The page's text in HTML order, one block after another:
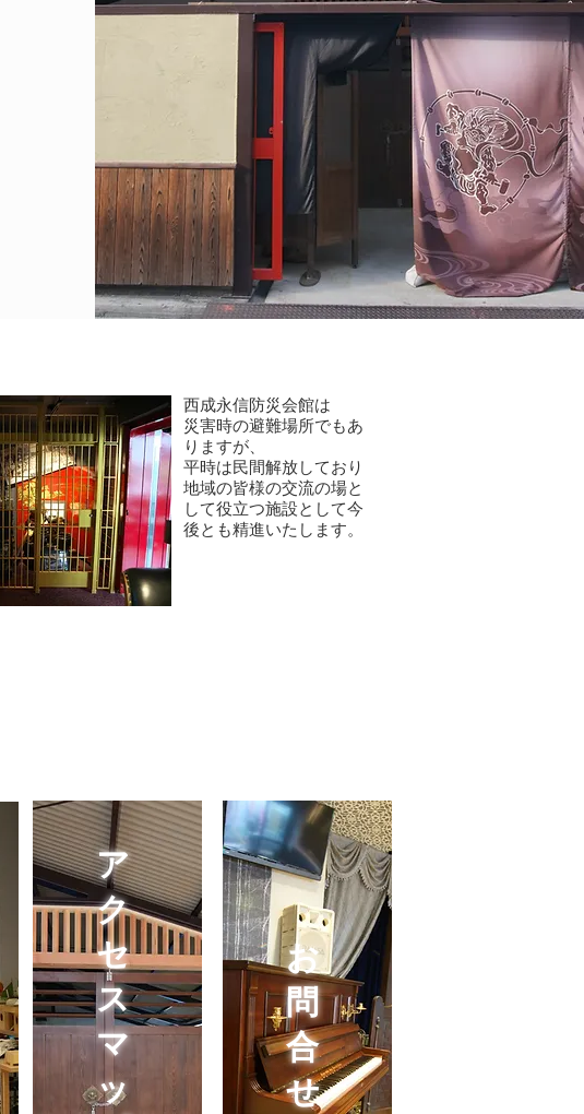
西成永信防災会館は
災害時の避難場所でもあ
りますが、
平時は民間解放しており
地域の皆様の交流の場と
して役立つ施設として​今
後とも精進いたします。
ア
ク
セ
ス
マ
ッ
お
問
合
せ